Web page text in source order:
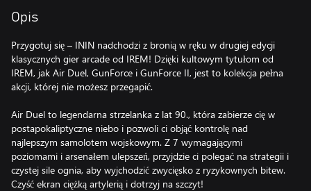
Opis
Przygotuj się – ININ nadchodzi z bronią w ręku w drugiej edycji
klasycznych gier arcade od IREM! Dzięki kultowym tytułom od
IREM, jak Air Duel, GunForce i GunForce II, jest to kolekcja pełna
akcji, której nie możesz przegapić.
Air Duel to legendarna strzelanka z lat 90., która zabierze cię w
postapokaliptyczne niebo i pozwoli ci objąć kontrolę nad
najlepszym samolotem wojskowym. Z 7 wymagającymi
poziomami i arsenałem ulepszeń, przyjdzie ci polegać na strategii i
czystej sile ognia, aby wyjchodzić zwycięsko z ryzykownych bitew.
Czyść ekran ciężką artylerią i dotrzyj na szczyt!